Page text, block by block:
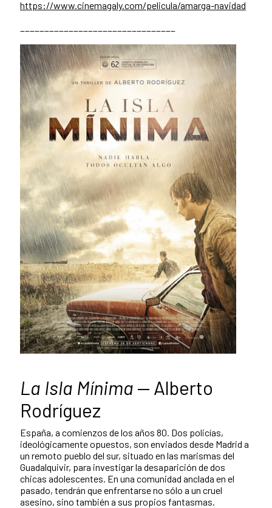
https://www.cinemagaly.com/pelicula/amarga-navidad
La Isla Mínima — Alberto
Rodríguez
España, a comienzos de los años 80. Dos policías,
ideológicamente opuestos, son enviados desde Madrid a
un remoto pueblo del sur, situado en las marismas del
Guadalquivir, para investigar la desaparición de dos
chicas adolescentes. En una comunidad anclada en el
pasado, tendrán que enfrentarse no sólo a un cruel
asesino, sino también a sus propios fantasmas.